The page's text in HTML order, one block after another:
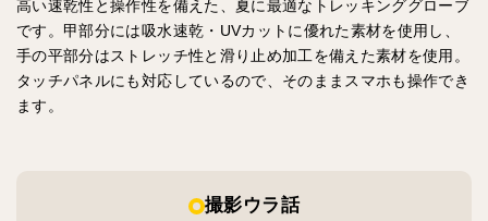
高い速乾性と操作性を備えた、夏に最適なトレッキンググローブ
です。甲部分には吸水速乾・UVカットに優れた素材を使用し、
手の平部分はストレッチ性と滑り止め加工を備えた素材を使用。
タッチパネルにも対応しているので、そのままスマホも操作でき
ます。
撮影ウラ話